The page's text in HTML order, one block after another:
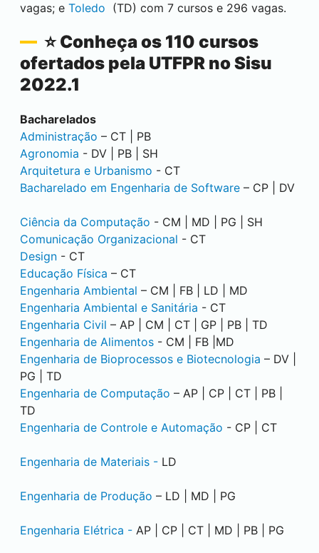
vagas; e Toledo (TD) com 7 cursos e 296 vagas.
⭐ Conheça os 110 cursos
ofertados pela UTFPR no Sisu
2022.1
Bacharelados
Administração – CT | PB
Agronomia - DV | PB | SH
Arquitetura e Urbanismo - CT
Bacharelado em Engenharia de Software – CP | DV
Ciência da Computação - CM | MD | PG | SH
Comunicação Organizacional - CT
Design - CT
Educação Física – CT
Engenharia Ambiental – CM | FB | LD | MD
Engenharia Ambiental e Sanitária - CT
Engenharia Civil – AP | CM | CT | GP | PB | TD
Engenharia de Alimentos - CM | FB |MD
Engenharia de Bioprocessos e Biotecnologia – DV |
PG | TD
Engenharia de Computação – AP | CP | CT | PB |
TD
Engenharia de Controle e Automação - CP | CT
Engenharia de Materiais - LD
Engenharia de Produção – LD | MD | PG
Engenharia Elétrica - AP | CP | CT | MD | PB | PG